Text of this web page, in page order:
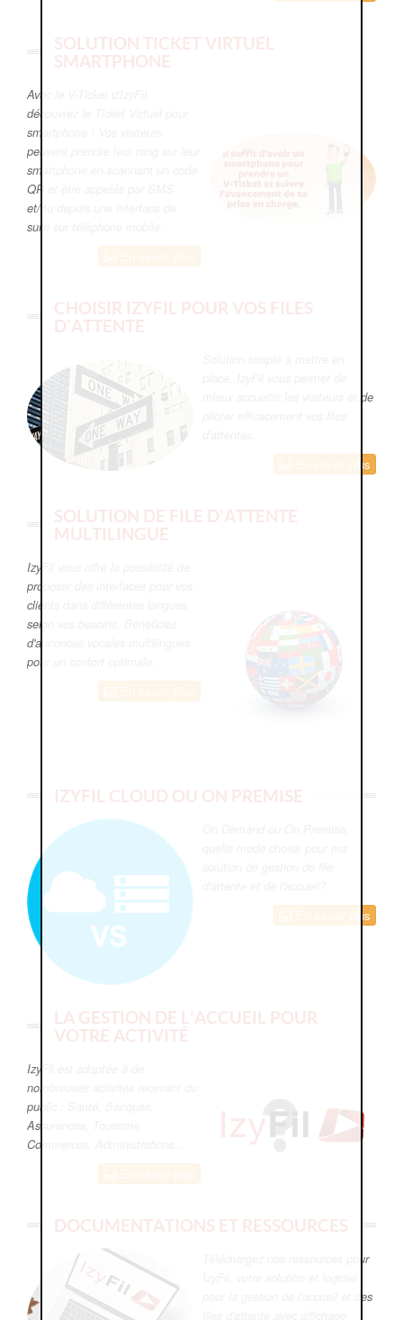
SOLUTION TICKET VIRTUEL
SMARTPHONE
Avec le V-Ticket d'IzyFil,
découvrez le Ticket Virtuel pour
smartphone ! Vos visiteurs
peuvent prendre leur rang sur leur
smartphone en scannant un code
QR et être appelés par SMS
et/ou depuis une interface de
suivi sur téléphone mobile.
CHOISIR IZYFIL POUR VOS FILES
D'ATTENTE
mieux accueillir les visiteurs et de
En savoir plus
SOLUTION DE FILE D'ATTENTE
MULTILINGUE
IzyFil vous offre la possibilité de
proposer des interfaces pour vos
clients dans différentes langues
selon vos besoins. Bénéficiez
d'annonces vocales multilingues
pour un confort optimale.
IZYFIL CLOUD OU ON PREMISE
En savoir plus
LA GESTION DE L'ACCUEIL POUR
VOTRE ACTIVITÉ
IzyFil est adaptée à de
nombreuses activités recevant du
public : Santé, Banques,
Assurances, Tourisme,
Commerces, Administrations...
DOCUMENTATIONS ET RESSOURCES
Téléchargez nos ressources pour
pour la gestion de l'accueil et des